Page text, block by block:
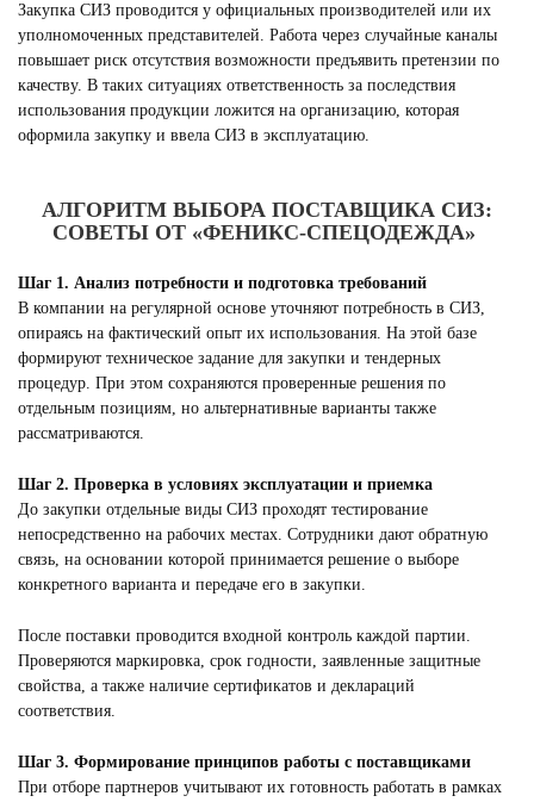
Закупка СИЗ проводится у официальных производителей или их
уполномоченных представителей. Работа через случайные каналы
повышает риск отсутствия возможности предъявить претензии по
качеству. В таких ситуациях ответственность за последствия
использования продукции ложится на организацию, которая
оформила закупку и ввела СИЗ в эксплуатацию.
АЛГОРИТМ ВЫБОРА ПОСТАВЩИКА СИЗ:
СОВЕТЫ ОТ «ФЕНИКС-СПЕЦОДЕЖДА»
Шаг 1. Анализ потребности и подготовка требований
В компании на регулярной основе уточняют потребность в СИЗ,
опираясь на фактический опыт их использования. На этой базе
формируют техническое задание для закупки и тендерных
процедур. При этом сохраняются проверенные решения по
отдельным позициям, но альтернативные варианты также
рассматриваются.
Шаг 2. Проверка в условиях эксплуатации и приемка
До закупки отдельные виды СИЗ проходят тестирование
непосредственно на рабочих местах. Сотрудники дают обратную
связь, на основании которой принимается решение о выборе
конкретного варианта и передаче его в закупки.
После поставки проводится входной контроль каждой партии.
Проверяются маркировка, срок годности, заявленные защитные
свойства, а также наличие сертификатов и деклараций
соответствия.
Шаг 3. Формирование принципов работы с поставщиками
При отборе партнеров учитывают их готовность работать в рамках